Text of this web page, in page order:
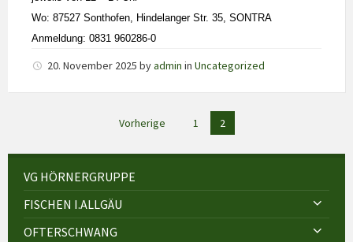
Wo: 87527 Sonthofen, Hindelanger Str. 35, SONTRA
Anmeldung: 0831 960286-0
20. November 2025 byadmin in Uncategorized
Seitennummerierung
Beiträge
Vorherige 1 2
VG HÖRNERGRUPPE
FISCHEN I.ALLGÄU
OFTERSCHWANG